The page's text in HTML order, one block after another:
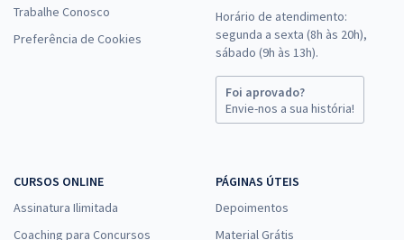
Trabalhe Conosco
Preferência de Cookies
Horário de atendimento:
segunda a sexta (8h às 20h),
sábado (9h às 13h).
Foi aprovado?
Envie-nos a sua história!
CURSOS ONLINE
Assinatura Ilimitada
Coaching para Concursos
PÁGINAS ÚTEIS
Depoimentos
Material Grátis